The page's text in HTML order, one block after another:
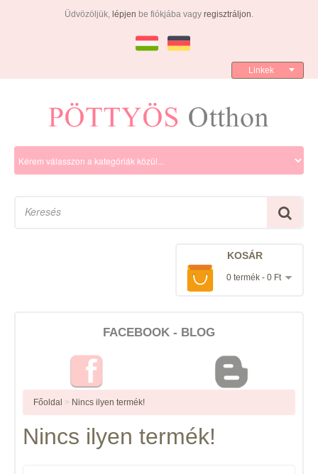
Üdvözöljük, lépjen be fiókjába vagy regisztráljon.
Linkek
KOSÁR
0 termék - 0 Ft
FACEBOOK - BLOG
Főoldal > Nincs ilyen termék!
Nincs ilyen termék!